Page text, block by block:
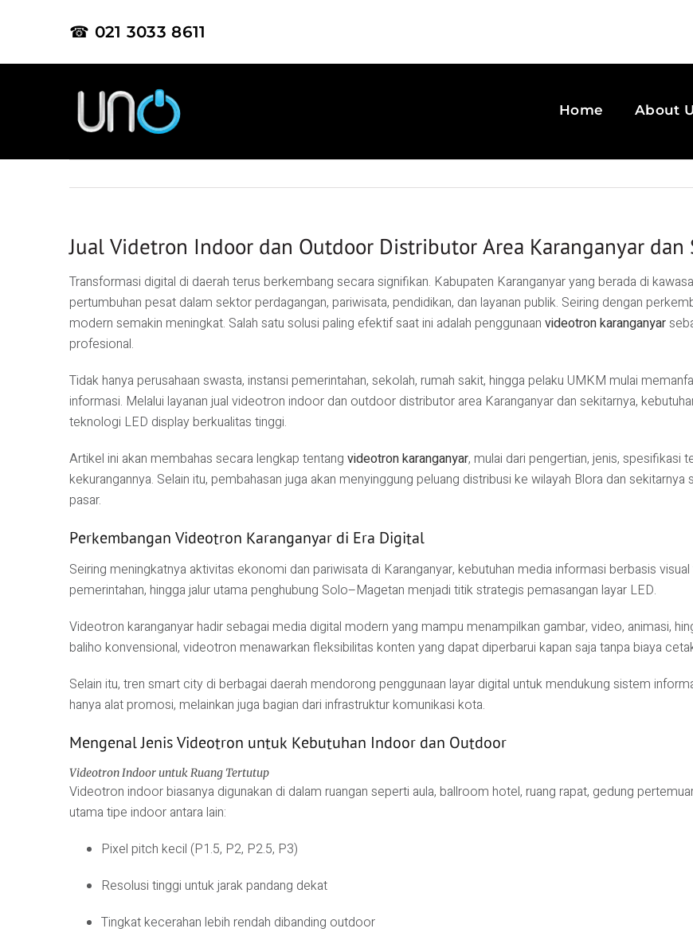
☎ 021 3033 8611
Home About
Jual Videtron Indoor dan Outdoor Distributor Area Karanganyar dan
Transformasi digital di daerah terus berkembang secara signifikan. Kabupaten Karanganyaryang berada di
pertumbuhan pesat dalam sektor perdagangan, pariwisata, pendidikan, dan layanan publik. Seiring dengan
modern semakin meningkat. Salah satu solusi paling efektif saat ini adalah penggunaan videotron karanganyar
profesional.
Tidak hanya perusahaan swasta, instansi pemerintahan, sekolah, rumah sakit, hingga pelaku UMKM mulai
informasi. Melalui layanan jual videotron indoor dan outdoor distributor area Karanganyar dan sekitarnya,
teknologi LED display berkualitas tinggi.
Artikel ini akan membahas secara lengkap tentang videotron karanganyar, mulai dari pengertian, jenis, spesifikasi
kekurangannya. Selain itu, pembahasan juga akan menyinggung peluang distribusi ke wilayah Blora dan
pasar.
Perkembangan Videotron Karanganyar di Era Digital
Seiring meningkatnya aktivitas ekonomi dan pariwisata di Karanganyar, kebutuhan media informasi berbasis
pemerintahan, hingga jalur utama penghubung Solo–Magetan menjadi titik strategis pemasangan layar LED.
Videotron karanganyar hadir sebagai media digital modern yang mampu menampilkan gambar, video, animasi,
baliho konvensional, videotron menawarkan fleksibilitas konten yang dapat diperbarui kapan saja tanpa biaya
Selain itu, tren smart city di berbagai daerah mendorong penggunaan layar digital untuk mendukung sistem
hanya alat promosi, melainkan juga bagian dari infrastruktur komunikasi kota.
Mengenal Jenis Videotron untuk Kebutuhan Indoor dan Outdoor
Videotron Indoor untuk Ruang Tertutup
Videotron indoor biasanya digunakan di dalam ruangan seperti aula, ballroom hotel, ruang rapat, gedung
utama tipe indoor antara lain:
Pixel pitch kecil (P1.5, P2, P2.5, P3)
Resolusi tinggi untuk jarak pandang dekat
Tingkat kecerahan lebih rendah dibanding outdoor